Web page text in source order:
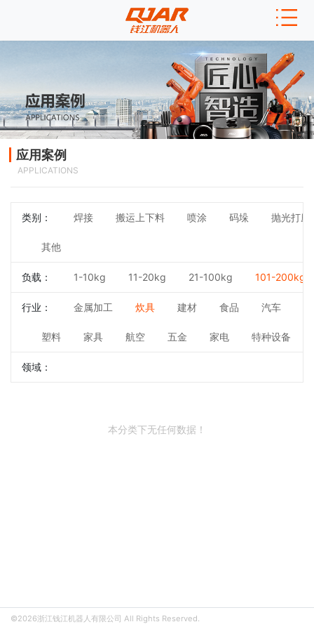
应用案例
APPLICATIONS
类别： 焊接 搬运上下料 喷涂 码垛 抛光打磨
其他
负载： 1-10kg 11-20kg 21-100kg 101-200kg
行业： 金属加工 炊具 建材 食品 汽车
塑料 家具 航空 五金 家电 特种设备
领域：
本分类下无任何数据！
©2026浙江钱江机器人有限公司 All Rights Reserved.